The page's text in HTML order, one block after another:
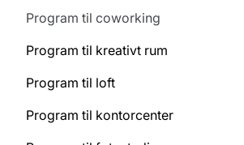
Program til coworking
Program til kreativt rum
Program til loft
Program til kontorcenter